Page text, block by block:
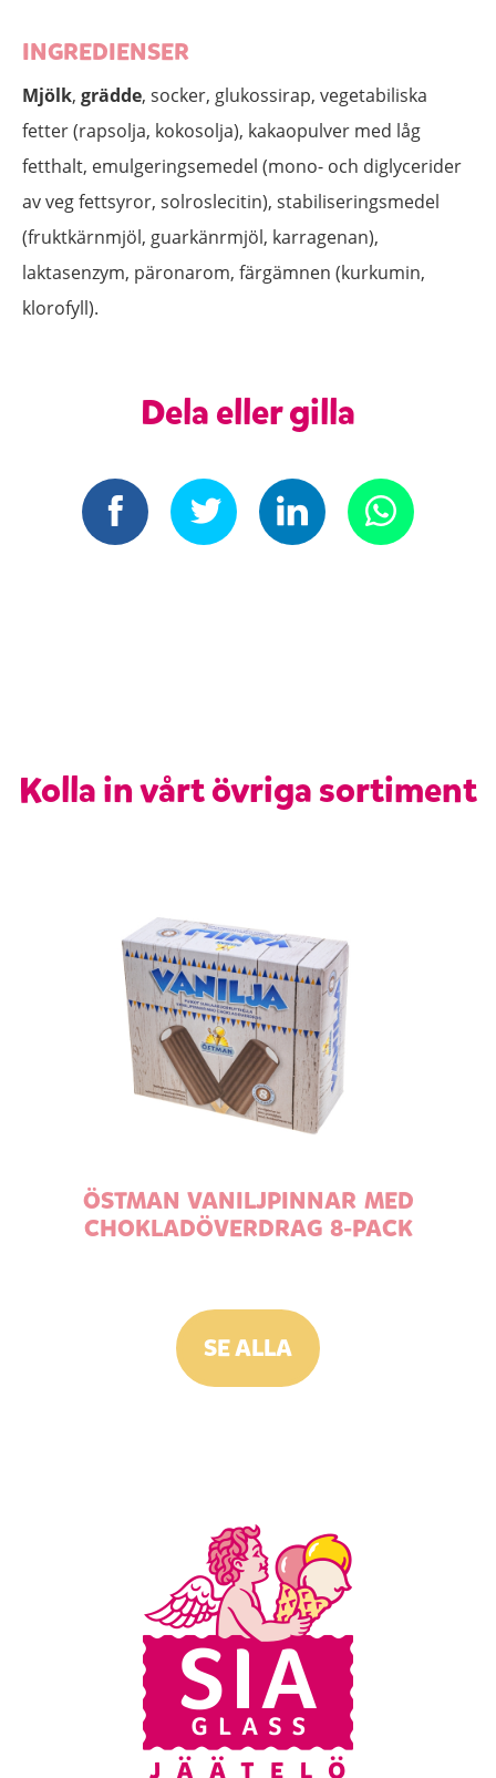
INGREDIENSER
Mjölk, grädde, socker, glukossirap, vegetabiliska
fetter (rapsolja, kokosolja), kakaopulver med låg
fetthalt, emulgeringsemedel (mono- och diglycerider
av veg fettsyror, solroslecitin), stabiliseringsmedel
(fruktkärnmjöl, guarkänrmjöl, karragenan),
laktasenzym, päronarom, färgämnen (kurkumin,
klorofyll).
Dela eller gilla
Kolla in vårt övriga sortiment
ÖSTMAN VANILJPINNAR MED
CHOKLADÖVERDRAG 8-PACK
SE ALLA